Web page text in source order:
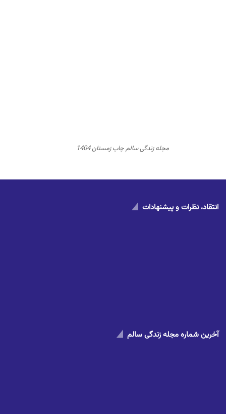
مجله زندگی سالم چاپ زمستان 1404
انتقاد، نظرات و پیشنهادات
آخرین شماره مجله زندگی سالم